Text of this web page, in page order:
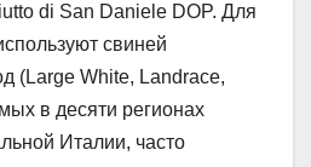
di San Daniele DOP. Для
свиней
(Large White, Landrace,
в десяти регионах
Италии, часто